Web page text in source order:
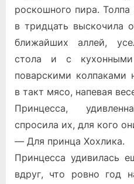
роскошного пира.
в тридцать выскочила
ближайших аллей,
стола и с
поварскими колпаками
в такт мясо, напевая
Принцесса,
спросила их, для кого
— Для принца Хохлика.
Принцесса удивилась
вдруг, что ровно год